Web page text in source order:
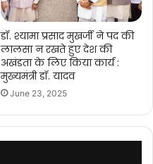
डॉ. श्यामा प्रसाद मुखर्जी ने पद की
लालसा न रखते हुए देश की
अखंडता के लिए किया कार्य :
मुख्यमंत्री डॉ. यादव
June 23, 2025